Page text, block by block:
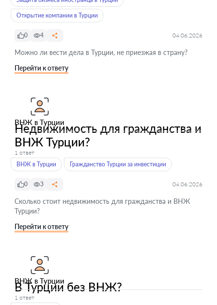
Открытие компании в Турции
0 4 04.06.2026
Можно ли вести дела в Турции, не приезжая в страну?
Перейти к ответу
ВНЖ в Турции
Недвижимость для гражданства и
ВНЖ Турции?
1 ответ
ВНЖ в Турции
Гражданство Турции за инвестиции
0 3 04.06.2026
Сколько стоит недвижимость для гражданства и ВНЖ
Турции?
Перейти к ответу
ВНЖ в Турции
В Турции без ВНЖ?
1 ответ